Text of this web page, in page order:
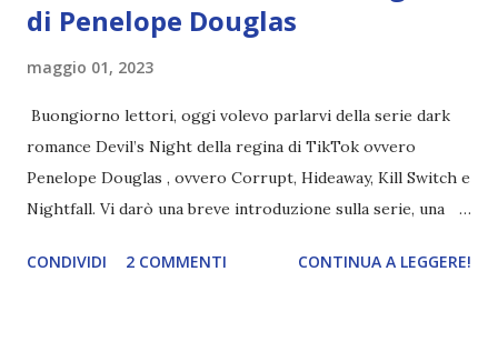
di Penelope Douglas
maggio 01, 2023
Buongiorno lettori, oggi volevo parlarvi della serie dark
romance Devil’s Night della regina di TikTok ovvero
Penelope Douglas , ovvero Corrupt, Hideaway, Kill Switch e
Nightfall. Vi darò una breve introduzione sulla serie, una
e anche un breve commento sui libri singoli. I libri sono in
CONDIVIDI 2 COMMENTI CONTINUA A LEGGERE!